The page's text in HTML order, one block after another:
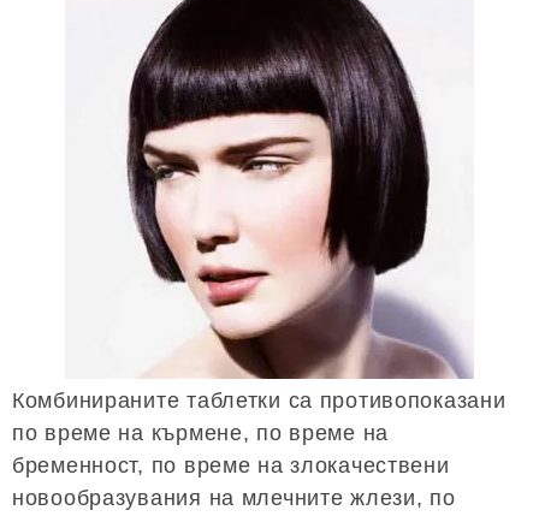
Комбинираните таблетки са противопоказани
по време на кърмене, по време на
бременност, по време на злокачествени
новообразувания на млечните жлези, по